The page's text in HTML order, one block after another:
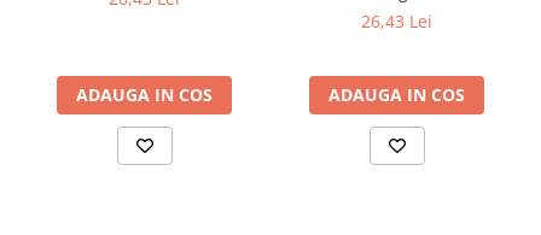
ADAUGA IN COS
26,43 Lei
ADAUGA IN COS